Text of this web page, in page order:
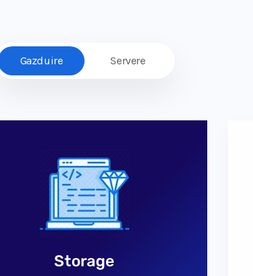
Gazduire Servere
Storage